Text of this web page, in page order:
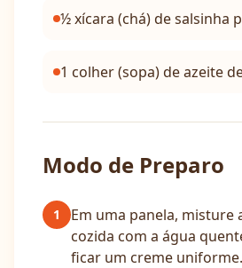
½ xícara (chá) de salsinha
1 colher (sopa) de azeite
Modo de Preparo
1
Em uma panela, misture
cozida com a água
ficar um creme